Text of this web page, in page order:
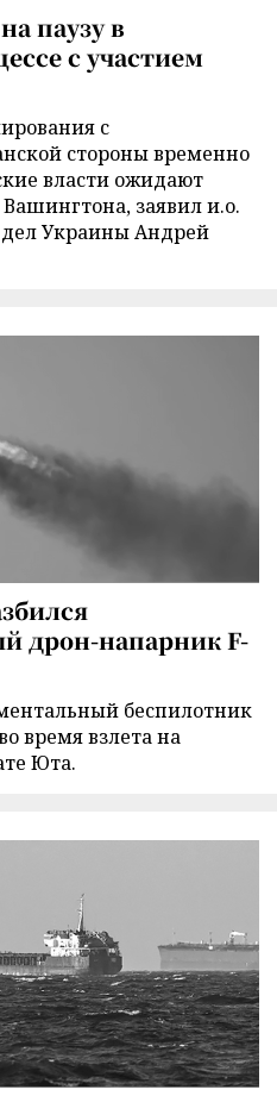
паузу в
с участием
с
стороны временно
власти ожидают
заявил и.о.
Украины Андрей
дрон-напарник F-
беспилотник
время взлета на
Юта.